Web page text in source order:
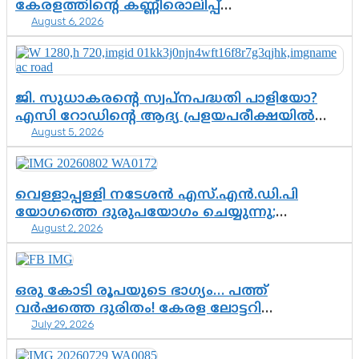
കേരളത്തിന്റെ കണ്ണീരൊലിപ്പ്
എന്നവസാനിക്കും?
August 6, 2026
ജി. സുധാകരന്റെ സ്വപ്നപദ്ധതി പാളിയോ?
എസി റോഡിന്റെ ആദ്യ പ്രളയപരീക്ഷയിൽ
ഉയരുന്നത് ഗുരുതര ചോദ്യങ്ങൾ
August 5, 2026
വെള്ളാപ്പള്ളി നടേശൻ എസ്.എൻ.ഡി.പി
യോഗത്തെ ദുരുപയോഗം ചെയ്യുന്നു;
ശ്രീനാരായണ പ്രസ്ഥാനത്തെ കാർന്നുതിന്നുന്ന
വിഷവിത്ത്: ഗോകുലം ഗോപാലൻ
August 2, 2026
ഒരു കോടി രൂപയുടെ ഭാഗ്യം… പത്ത്
വർഷത്തെ ദുരിതം! കേരള ലോട്ടറി
സംവിധാനത്തെ ചോദ്യം ചെയ്ത് കോയയുടെ
പോരാട്ടം
July 29, 2026